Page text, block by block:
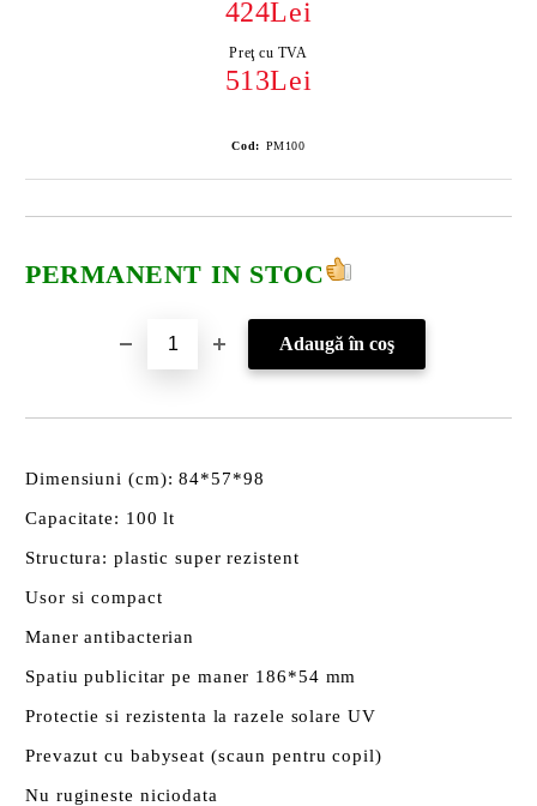
424Lei
Preţ cu TVA
513Lei
Cod: PM100
PERMANENT IN STOC
Dimensiuni (cm): 84*57*98
Capacitate: 100 lt
Structura: plastic super rezistent
Usor si compact
Maner antibacterian
Spatiu publicitar pe maner 186*54 mm
Protectie si rezistenta la razele solare UV
Prevazut cu babyseat (scaun pentru copil)
Nu rugineste niciodata